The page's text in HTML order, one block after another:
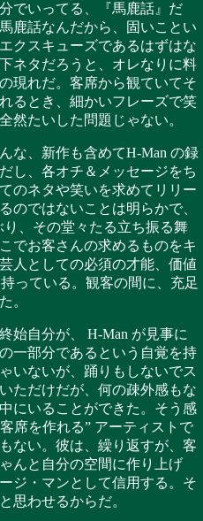
でいってる、『馬鹿話』だ
鹿話なんだから、固いことい
クスキューズであるはずはな
ネタだろうと、オレなりに料
現れだ。客席から観ていてそ
るとき、細かいフレーズで笑
然たいした問題じゃない。
な、新作も含めてH-Man の録
し、各オチ＆メッセージをち
のネタや笑いを求めてリリー
のではないことは明らかで、
、その堂々たる立ち振る舞
でお客さんの求めるものをキ
人としての必須の才能、価値
っている。観客の間に、充足
。
始自分が、 H-Man が見事に
一部分であるという自覚を持
いないが、踊りもしないでス
ただけだが、何の疎外感もな
にいることができた。そう感
席を作れる” アーティストで
ない。彼は、繰り返すが、客
んと自分の空間に作り上げ
ジ・マンとして信用する。そ
思わせるからだ。